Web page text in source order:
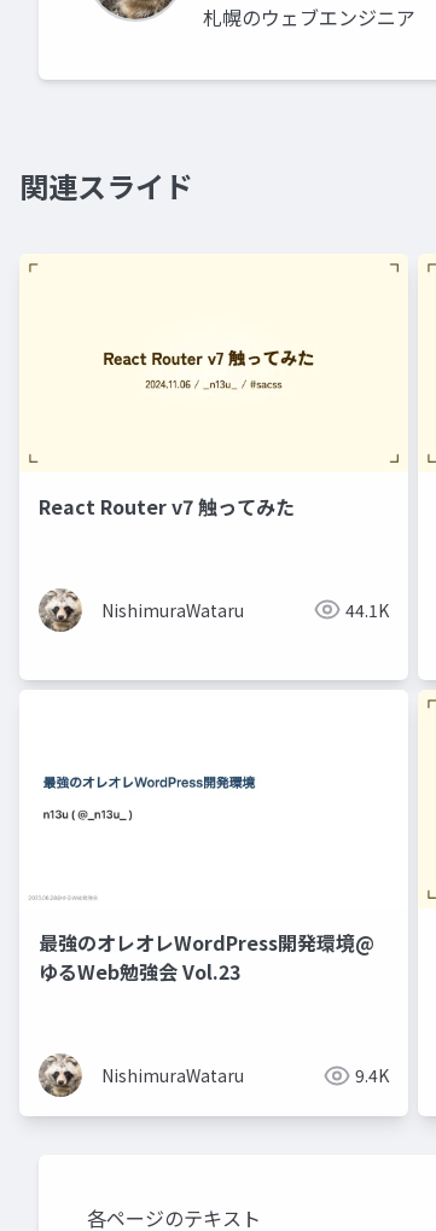
札幌のウェブエンジニア
関連スライド
React Router v7 触ってみた
NishimuraWataru 44.1K
最強のオレオレWordPress開発環境@
ゆるWeb勉強会 Vol.23
NishimuraWataru 9.4K
各ページのテキスト